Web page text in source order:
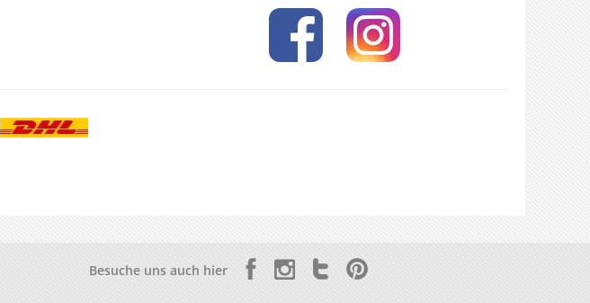
Besuche uns auch hier